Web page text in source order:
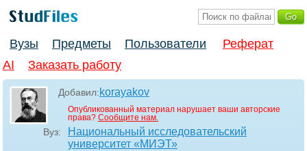
Вузы Предметы Пользователи
Реферат
AI
Заказать работу
Добавил:korayakov
Опубликованный материал нарушает ваши авторские
права? Сообщите нам.
Вуз:
Национальный исследовательский
университет «МИЭТ»